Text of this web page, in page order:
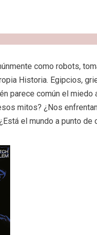
como robots,
Historia. Egipcios,
parece común el
mitos? ¿Nos
el mundo a punto de